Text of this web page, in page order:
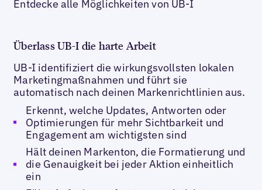
Entdecke alle Möglichkeiten von UB-I
Überlass UB-I die harte Arbeit
UB-I identifiziert die wirkungsvollsten lokalen
Marketingmaßnahmen und führt sie
automatisch nach deinen Markenrichtlinien aus.
Erkennt, welche Updates, Antworten oder
Optimierungen für mehr Sichtbarkeit und
Engagement am wichtigsten sind
Hält deinen Markenton, die Formatierung und
die Genauigkeit bei jeder Aktion einheitlich
ein